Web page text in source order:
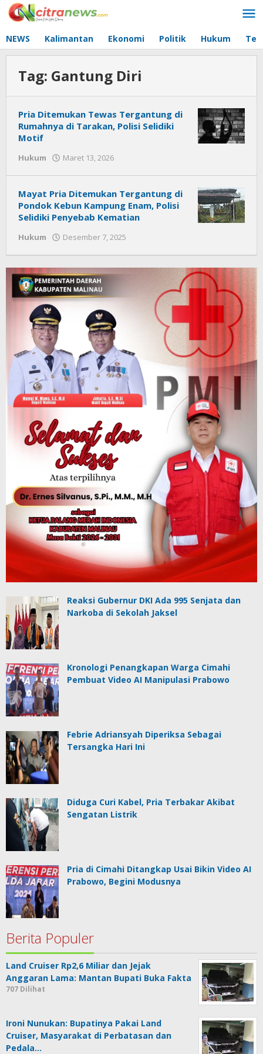
Lewati
ke
NEWS Kalimantan Ekonomi Politik Hukum
Tag: Gantung Diri
Pria Ditemukan Tewas Tergantung di
Rumahnya di Tarakan, Polisi Selidiki
Motif
Hukum Maret 13, 2026
Mayat Pria Ditemukan Tergantung di
Pondok Kebun Kampung Enam, Polisi
Selidiki Penyebab Kematian
Hukum Desember 7, 2025
Reaksi Gubernur DKI Ada 995 Senjata dan
Narkoba di Sekolah Jaksel
Kronologi Penangkapan Warga Cimahi
Pembuat Video AI Manipulasi Prabowo
Febrie Adriansyah Diperiksa Sebagai
Tersangka Hari Ini
Diduga Curi Kabel, Pria Terbakar Akibat
Sengatan Listrik
Pria di Cimahi Ditangkap Usai Bikin Video AI
Prabowo, Begini Modusnya
Berita Populer
Land Cruiser Rp2,6 Miliar dan Jejak
Anggaran Lama: Mantan Bupati Buka Fakta
707 Dilihat
Ironi Nunukan: Bupatinya Pakai Land
Cruiser, Masyarakat di Perbatasan dan
Pedala…